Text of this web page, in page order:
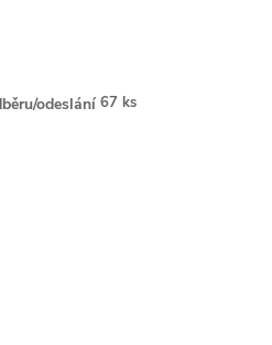
odeslání 67 ks